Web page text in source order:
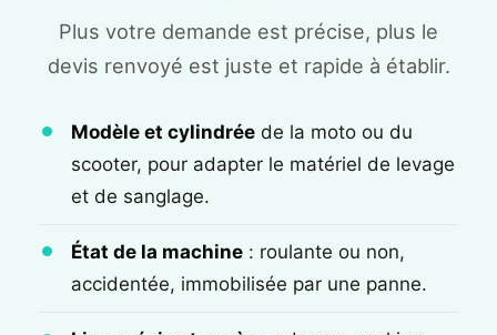
Plus votre demande est précise, plus le
devis renvoyé est juste et rapide à établir.
Modèle et cylindrée de la moto ou du
scooter, pour adapter le matériel de levage
et de sanglage.
État de la machine : roulante ou non,
accidentée, immobilisée par une panne.